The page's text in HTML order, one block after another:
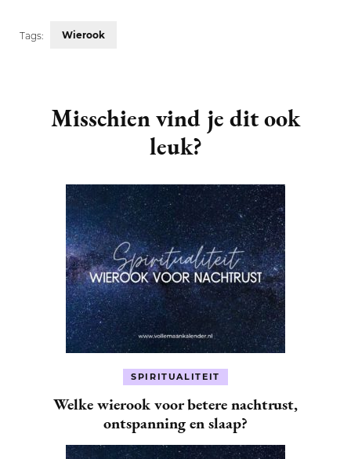
Tags: Wierook
Navigation
Misschien vind je dit ook
leuk?
SPIRITUALITEIT
Welke wierook voor betere nachtrust,
ontspanning en slaap?